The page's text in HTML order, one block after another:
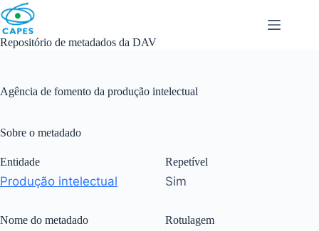
Skip
to
content
Repositório de metadados da DAV
Agência de fomento da produção intelectual
Sobre o metadado
Entidade
Produção intelectual
Nome do metadado
Repetível
Sim
Rotulagem